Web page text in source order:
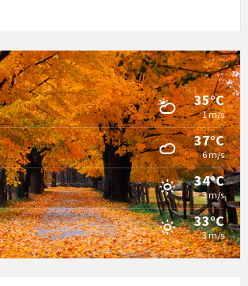
35°C
1 m/s
37°C
6 m/s
34°C
3 m/s
33°C
3 m/s